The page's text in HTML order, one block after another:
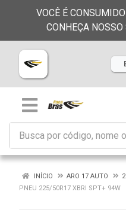
VOCÊ É
CONHEÇA
INÍCIO ARO 17 AUTO
PNEU 225/50R17 XBRI SPT+ 94W